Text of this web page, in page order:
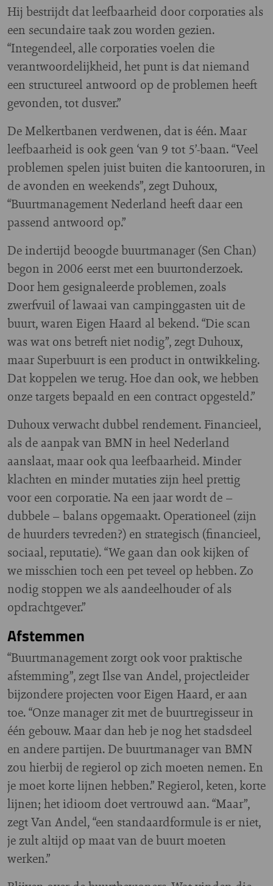
Hij bestrijdt dat leefbaarheid door corporaties als
een secundaire taak zou worden gezien.
“Integendeel, alle corporaties voelen die
verantwoordelijkheid, het punt is dat niemand
een structureel antwoord op de problemen heeft
gevonden, tot dusver.”
De Melkertbanen verdwenen, dat is één. Maar
leefbaarheid is ook geen ‘van 9 tot 5’-baan. “Veel
problemen spelen juist buiten die kantooruren, in
de avonden en weekends”, zegt Duhoux,
“Buurtmanagement Nederland heeft daar een
passend antwoord op.”
De indertijd beoogde buurtmanager (Sen Chan)
begon in 2006 eerst met een buurtonderzoek.
Door hem gesignaleerde problemen, zoals
zwerfvuil of lawaai van campinggasten uit de
buurt, waren Eigen Haard al bekend. “Die scan
was wat ons betreft niet nodig”, zegt Duhoux,
maar Superbuurt is een product in ontwikkeling.
Dat koppelen we terug. Hoe dan ook, we hebben
onze targets bepaald en een contract opgesteld.”
Duhoux verwacht dubbel rendement. Financieel,
als de aanpak van BMN in heel Nederland
aanslaat, maar ook qua leefbaarheid. Minder
klachten en minder mutaties zijn heel prettig
voor een corporatie. Na een jaar wordt de –
dubbele – balans opgemaakt. Operationeel (zijn
de huurders tevreden?) en strategisch (financieel,
sociaal, reputatie). “We gaan dan ook kijken of
we misschien toch een pet teveel op hebben. Zo
nodig stoppen we als aandeelhouder of als
opdrachtgever.”
Afstemmen
“Buurtmanagement zorgt ook voor praktische
afstemming”, zegt Ilse van Andel, projectleider
bijzondere projecten voor Eigen Haard, er aan
toe. “Onze manager zit met de buurtregisseur in
één gebouw. Maar dan heb je nog het stadsdeel
en andere partijen. De buurtmanager van BMN
zou hierbij de regierol op zich moeten nemen. En
je moet korte lijnen hebben.” Regierol, keten, korte
lijnen; het idioom doet vertrouwd aan. “Maar”,
zegt Van Andel, “een standaardformule is er niet,
je zult altijd op maat van de buurt moeten
werken.”